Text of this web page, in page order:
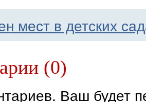
мест в детских
(0)
Ваш будет